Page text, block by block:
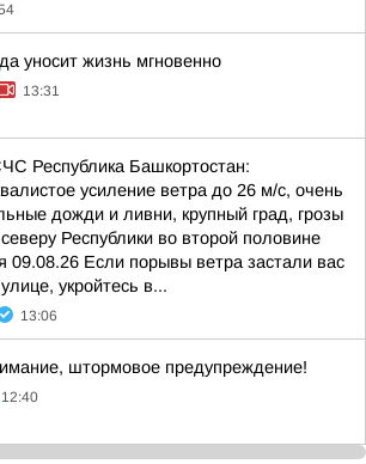
уносит жизнь мгновенно
13:31
Республика Башкортостан:
усиление ветра до 26 м/с, очень
дожди и ливни, крупный град, грозы
Республики во второй половине
09.08.26 Если порывы ветра застали вас
укройтесь в...
13:06
штормовое предупреждение!
12:40